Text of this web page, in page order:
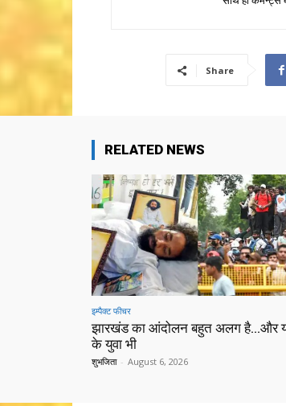
Share
RELATED NEWS
इम्पैक्ट फीचर
झारखंड का आंदोलन बहुत अलग है…और
के युवा भी
शुभजिता - August 6, 2026